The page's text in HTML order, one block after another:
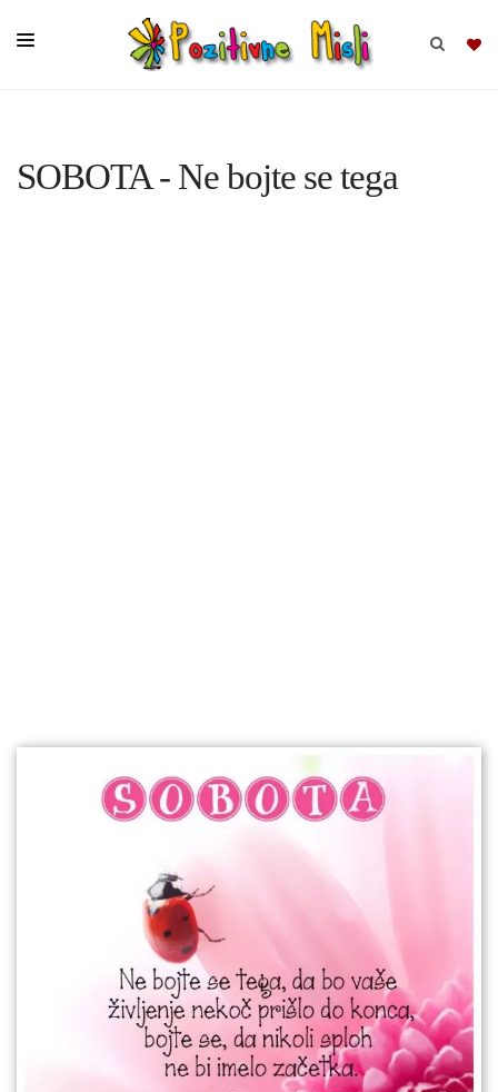
SOBOTA - Ne bojte se tega